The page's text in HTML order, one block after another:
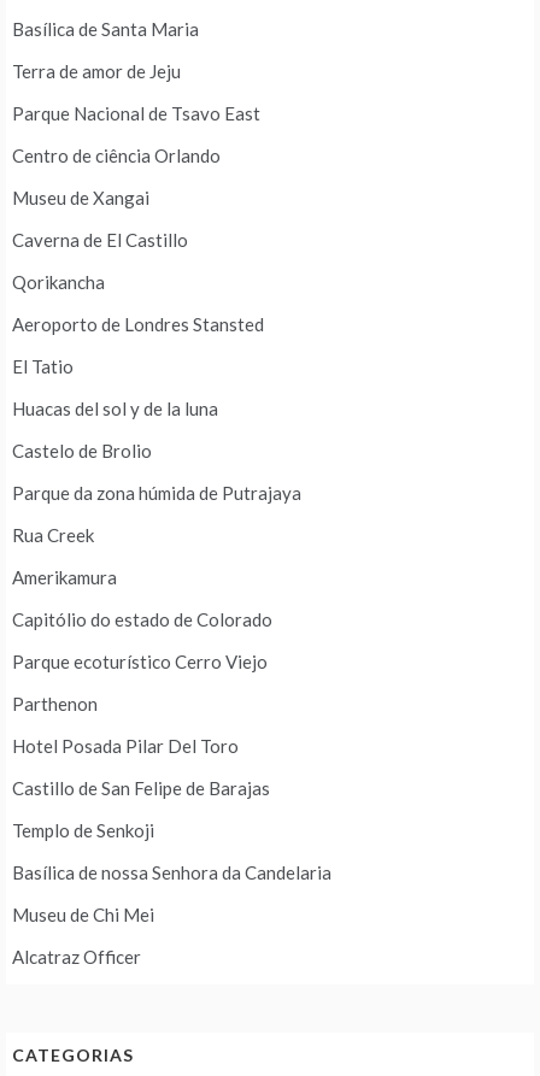
Basílica de Santa Maria
Terra de amor de Jeju
Parque Nacional de Tsavo East
Centro de ciência Orlando
Museu de Xangai
Caverna de El Castillo
Qorikancha
Aeroporto de Londres Stansted
El Tatio
Huacas del sol y de la luna
Castelo de Brolio
Parque da zona húmida de Putrajaya
Rua Creek
Amerikamura
Capitólio do estado de Colorado
Parque ecoturístico Cerro Viejo
Parthenon
Hotel Posada Pilar Del Toro
Castillo de San Felipe de Barajas
Templo de Senkoji
Basílica de nossa Senhora da Candelaria
Museu de Chi Mei
Alcatraz Officer
CATEGORIAS